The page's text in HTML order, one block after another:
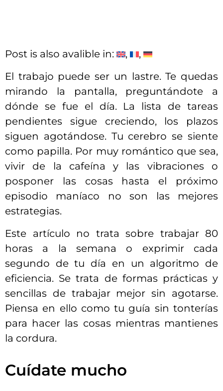
Post is also avalible in:
El trabajo puede ser un lastre. Te quedas
mirando la pantalla, preguntándote a
dónde se fue el día. La lista de tareas
pendientes sigue creciendo, los plazos
siguen agotándose. Tu cerebro se siente
como papilla. Por muy romántico que sea,
vivir de la cafeína y las vibraciones o
posponer las cosas hasta el próximo
episodio maníaco no son las mejores
estrategias.
Este artículo no trata sobre trabajar 80
horas a la semana o exprimir cada
segundo de tu día en un algoritmo de
eficiencia. Se trata de formas prácticas y
sencillas de trabajar mejor sin agotarse.
Piensa en ello como tu guía sin tonterías
para hacer las cosas mientras mantienes
la cordura.
Cuídate mucho